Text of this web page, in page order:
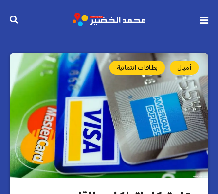
أميال بطاقات ائتمانية